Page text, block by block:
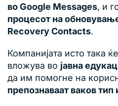
во Google Messages, и
процесот на
Recovery Contacts.
Компанијата исто така
вложува во јавна
да им помогне на
препознаваат ваков